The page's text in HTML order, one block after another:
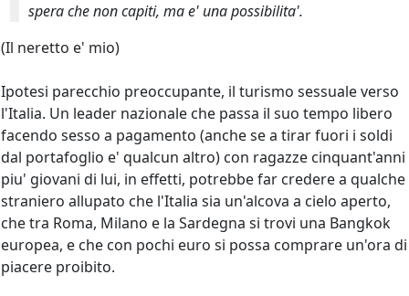
spera che non capiti, ma e' una possibilita'.
(Il neretto e' mio)
Ipotesi parecchio preoccupante, il turismo sessuale verso
l'Italia. Un leader nazionale che passa il suo tempo libero
facendo sesso a pagamento (anche se a tirar fuori i soldi
dal portafoglio e' qualcun altro) con ragazze cinquant'anni
piu' giovani di lui, in effetti, potrebbe far credere a qualche
straniero allupato che l'Italia sia un'alcova a cielo aperto,
che tra Roma, Milano e la Sardegna si trovi una Bangkok
europea, e che con pochi euro si possa comprare un'ora di
piacere proibito.